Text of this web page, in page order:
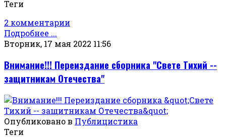
Теги
2 комментарии
Подробнее ...
Вторник, 17 мая 2022 11:56
Внимание!!! Переиздание сборника "Свете Тихий --
защитникам Отечества"
Опубликовано в Публицистика
Теги